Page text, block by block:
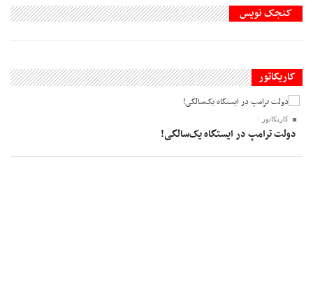
کنجک نویس
کاریکاتور
کاریکاتور :
دولت ترامپ در ایستگاه یک‌سالگی!